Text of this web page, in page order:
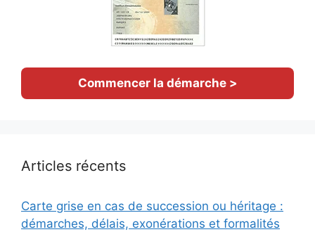
Commencer la démarche >
Articles récents
Carte grise en cas de succession ou héritage :
démarches, délais, exonérations et formalités